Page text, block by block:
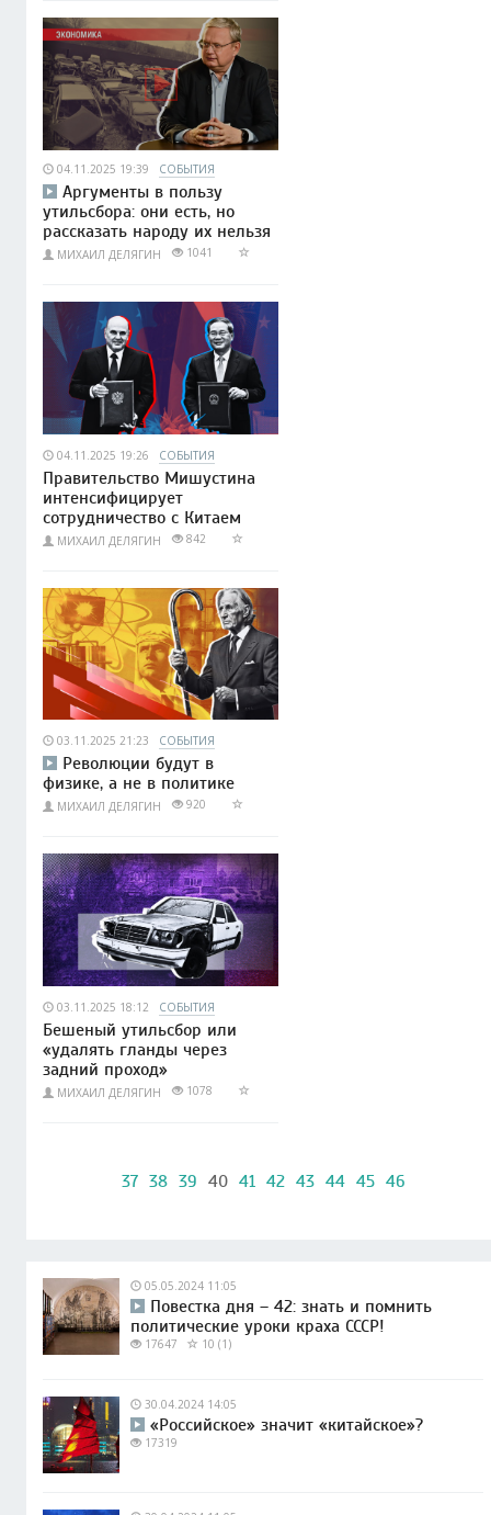
04.11.2025 19:39 СОБЫТИЯ
Аргументы в пользу
утильсбора: они есть, но
рассказать народу их нельзя
МИХАИЛ ДЕЛЯГИН 1041
04.11.2025 19:26 СОБЫТИЯ
Правительство Мишустина
интенсифицирует
сотрудничество с Китаем
МИХАИЛ ДЕЛЯГИН 842
03.11.2025 21:23 СОБЫТИЯ
Революции будут в
физике, а не в политике
МИХАИЛ ДЕЛЯГИН 920
03.11.2025 18:12 СОБЫТИЯ
Бешеный утильсбор или
«удалять гланды через
задний проход»
МИХАИЛ ДЕЛЯГИН 1078
37 38 39 40 41 42 43 44 45 46
05.05.2024 11:05
Повестка дня – 42: знать и помнить
политические уроки краха СССР!
17647 10 (1)
30.04.2024 14:05
«Российское» значит «китайское»?
17319